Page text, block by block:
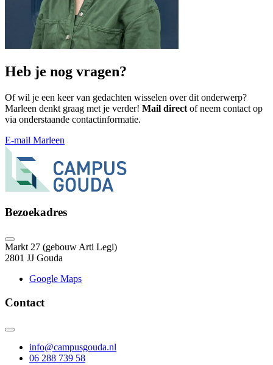
Heb je nog vragen?
Of wil je een keer van gedachten wisselen over dit onderwerp?
Marleen denkt graag met je verder! Mail direct of neem contact op
via onderstaande contactinformatie.
E-mail Marleen
Bezoekadres
Markt 27 (gebouw Arti Legi)
2801 JJ Gouda
Google Maps
Contact
info@campusgouda.nl
06 288 739 58